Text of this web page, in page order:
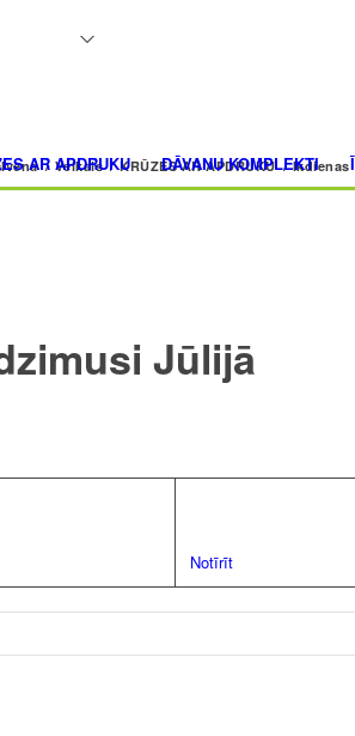
AR APDRUKU DĀVANU KOMPLEKTI
/ Veikals / KRŪZES AR APDRUKU / Ikdienas
Jūlijā
Notīrīt